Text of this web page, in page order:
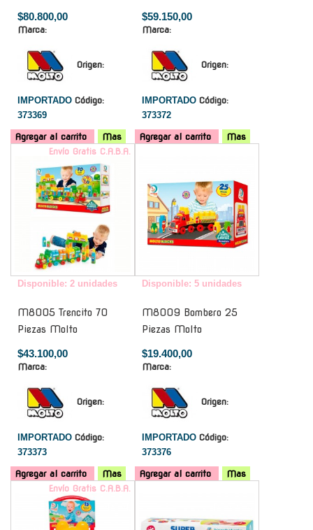
$80.800,00
Marca:
Origen:
IMPORTADO Código:
373369
Agregar al carrito Mas
$59.150,00
Marca:
Origen:
IMPORTADO Código:
373372
Agregar al carrito
Mas
Envío Gratis C.A.B.A.
Disponible: 2 unidades
M8005 Trencito 70
Piezas Molto
$43.100,00
Marca:
Origen:
IMPORTADO Código:
373373
Agregar al carrito Mas
Disponible: 5 unidades
M8009 Bombero 25
Piezas Molto
$19.400,00
Marca:
Origen:
IMPORTADO Código:
373376
Agregar al carrito
Mas
Envío Gratis C.A.B.A.